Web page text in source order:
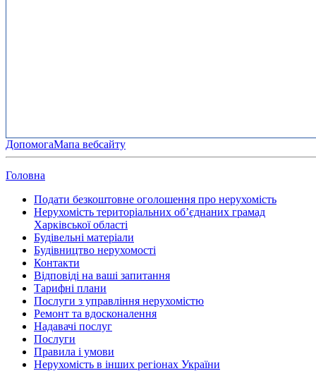
ДопомогаМапа вебсайту
Головна
Подати безкоштовне оголошення про нерухомість
Нерухомість територіальних об’єднаних грамад
Харківської області
Будівельні матеріали
Будівництво нерухомості
Контакти
Відповіді на ваші запитання
Тарифні плани
Послуги з управління нерухомістю
Ремонт та вдосконалення
Надавачі послуг
Послуги
Правила і умови
Нерухомість в інших регіонах України